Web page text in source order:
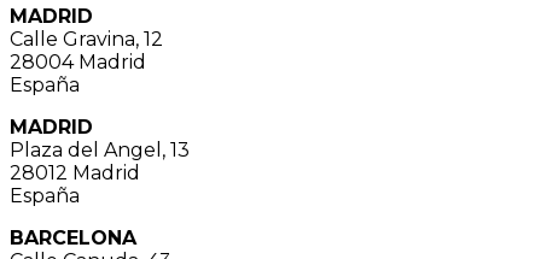
MADRID
Calle Gravina, 12
28004 Madrid
España
MADRID
Plaza del Angel, 13
28012 Madrid
España
BARCELONA